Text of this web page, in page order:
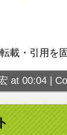
載・引用を
at 00:04 |